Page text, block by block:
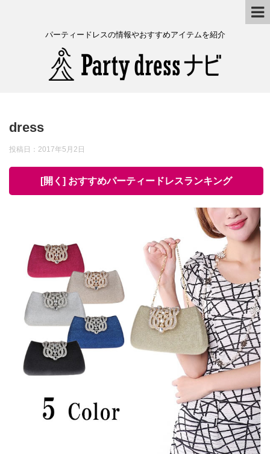
パーティードレスの情報やおすすめアイテムを紹介
dress
投稿日： 2017年5月2日
[開く] おすすめパーティードレスランキング